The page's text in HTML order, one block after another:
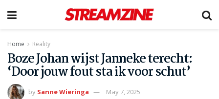
Home Reality
Boze Johan wijst Janneke terecht:
‘Door jouw fout sta ik voor schut’
by Sanne Wieringa May 7, 2025